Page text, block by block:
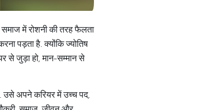
समाज में रोशनी की तरह फैलता
पड़ता है. क्योंकि ज्योतिष
से जुड़ा हो, मान-सम्मान से
उसे अपने करियर में उच्च पद,